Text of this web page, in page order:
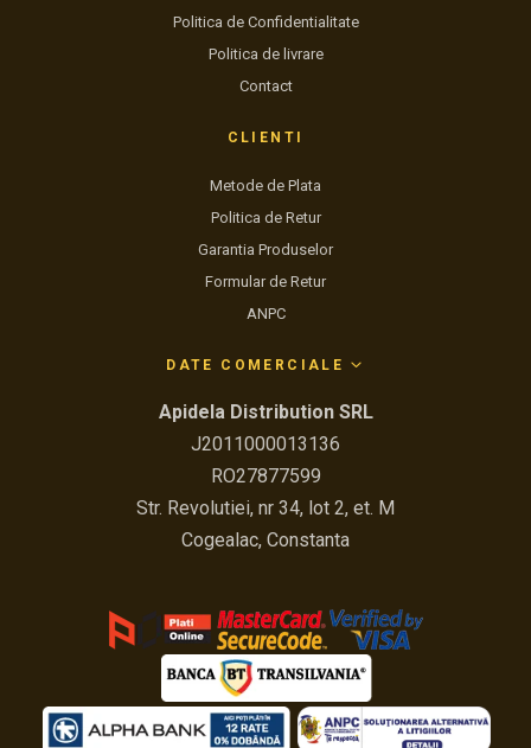
Politica de Confidentialitate
Politica de livrare
Contact
CLIENTI
Metode de Plata
Politica de Retur
Garantia Produselor
Formular de Retur
ANPC
DATE COMERCIALE
Apidela Distribution SRL
J2011000013136
RO27877599
Str. Revolutiei, nr 34, lot 2, et. M
Cogealac, Constanta